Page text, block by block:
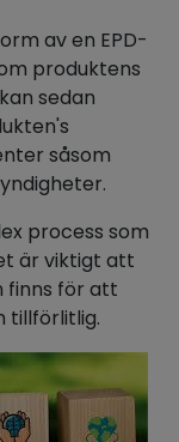
av en EPD-
produktens
sedan
såsom
process som
är viktigt att
finns för att
tillförlitlig.